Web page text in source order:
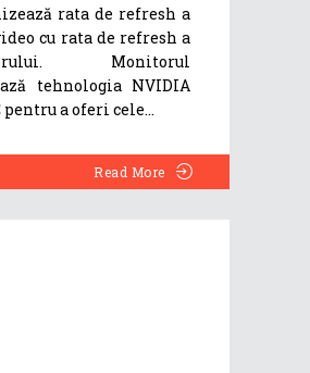
rata de refresh a
cu rata de refresh a
Monitorul
tehnologia NVIDIA
pentru a oferi cele
Read More